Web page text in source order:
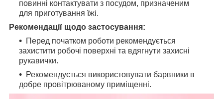
повинні контактувати з посудом, призначеним
для приготування їжі.
Рекомендації щодо застосування:
Перед початком роботи рекомендується
захистити робочі поверхні та вдягнути захисні
рукавички.
Рекомендується використовувати барвники в
добре провітрюваному приміщенні.